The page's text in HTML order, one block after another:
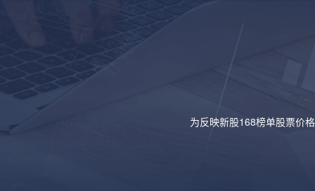
为反映新股168榜单股票价